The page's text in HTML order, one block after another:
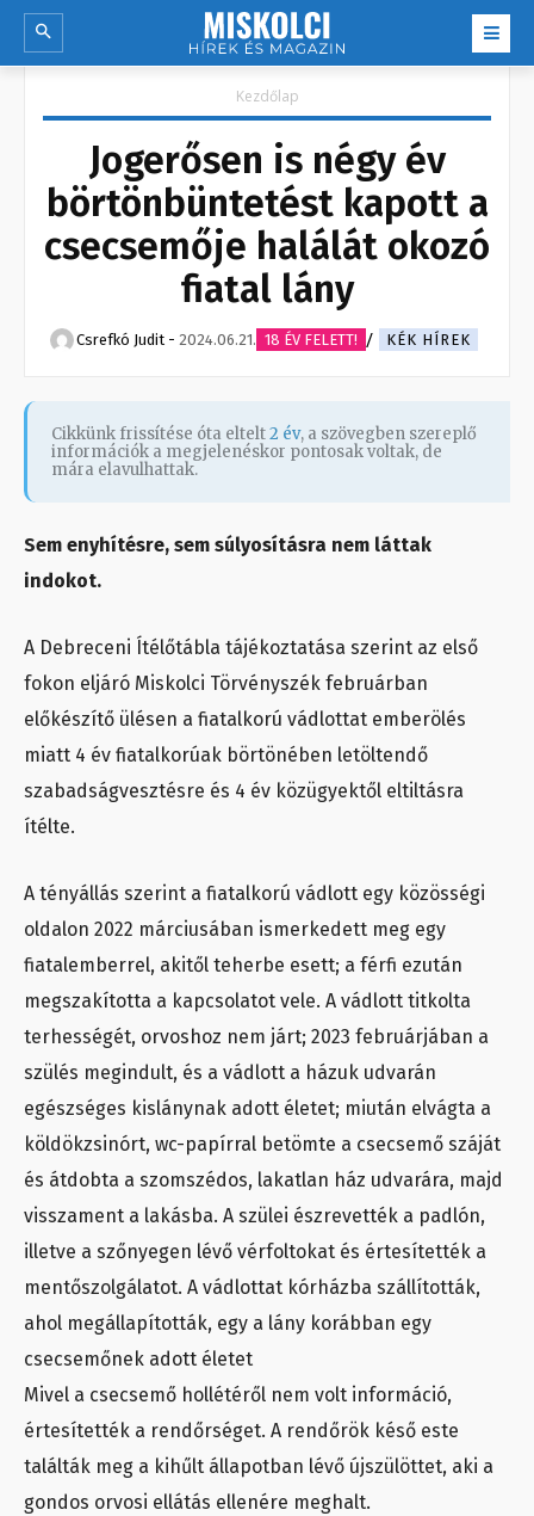
Kezdőlap
Jogerősen is négy év
börtönbüntetést kapott a
csecsemője halálát okozó
fiatal lány
Csrefkó Judit - 2024.06.21. 18 ÉV FELETT! KÉK HÍREK
Cikkünk frissítése óta eltelt2 év, a szövegben szereplő
információk a megjelenéskor pontosak voltak, de
mára elavulhattak.
Sem enyhítésre, sem súlyosításra nem láttak
indokot.
A Debreceni Ítélőtábla tájékoztatása szerint az első
fokon eljáró Miskolci Törvényszék februárban
előkészítő ülésen a fiatalkorú vádlottat emberölés
miatt 4 év fiatalkorúak börtönében letöltendő
szabadságvesztésre és 4 év közügyektől eltiltásra
ítélte.
A tényállás szerint a fiatalkorú vádlott egy közösségi
oldalon 2022 márciusában ismerkedett meg egy
fiatalemberrel, akitől teherbe esett; a férfi ezután
megszakította a kapcsolatot vele. A vádlott titkolta
terhességét, orvoshoz nem járt; 2023 februárjában a
szülés megindult, és a vádlott a házuk udvarán
egészséges kislánynak adott életet; miután elvágta a
köldökzsinórt, wc-papírral betömte a csecsemő száját
és átdobta a szomszédos, lakatlan ház udvarára, majd
visszament a lakásba. A szülei észrevették a padlón,
illetve a szőnyegen lévő vérfoltokat és értesítették a
mentőszolgálatot. A vádlottat kórházba szállították,
ahol megállapították, egy a lány korábban egy
csecsemőnek adott életet
Mivel a csecsemő hollétéről nem volt információ,
értesítették a rendőrséget. A rendőrök késő este
találták meg a kihűlt állapotban lévő újszülöttet, aki a
gondos orvosi ellátás ellenére meghalt.